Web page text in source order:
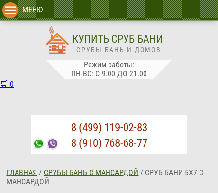
8 (499) 119-02-83
8 (910) 768-68-77
МЕНЮ
КУПИТЬ СРУБ БАНИ
СРУБЫ БАНЬ И ДОМОВ
Режим работы:
ПН-ВС: С 9.00 ДО 21.00
🛒 0
ГЛАВНАЯ / СРУБЫ БАНЬ С МАНСАРДОЙ / СРУБ БАНИ 5Х7 С
МАНСАРДОЙ